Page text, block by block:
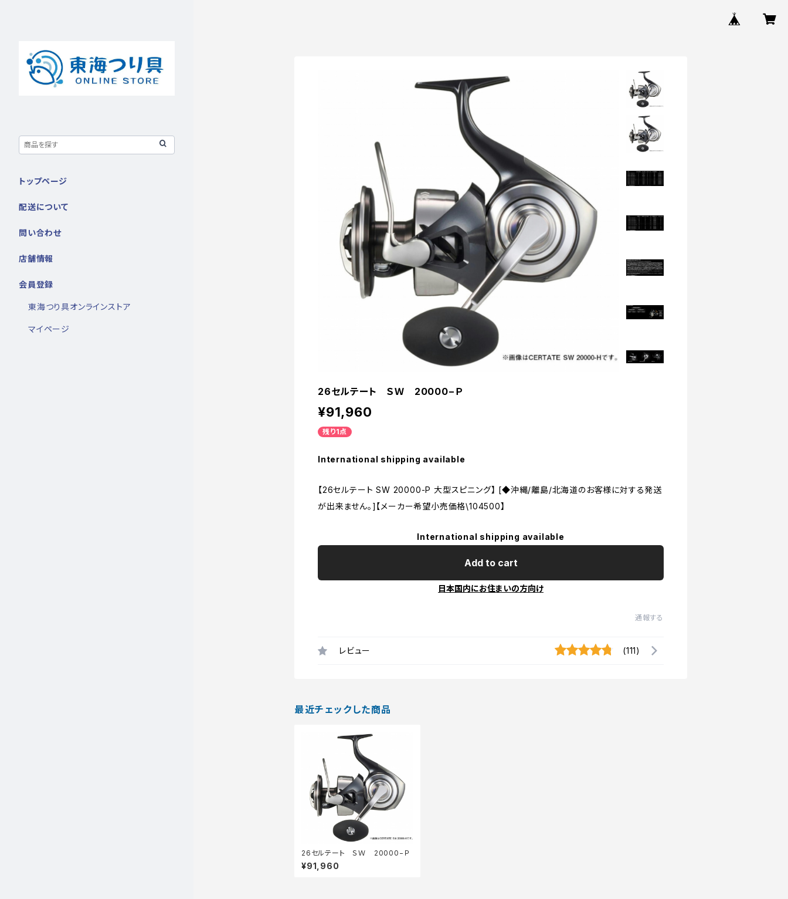
26セルテート ＳＷ 20000−Ｐ
¥91,960
残り1点
International shipping available
【26セルテート SW 20000-P 大型スピニング】 [◆沖縄/離島/北海道のお客様に対する発送
が出来ません。]【メーカー希望小売価格\104500】
International shipping available
Add to cart
日本国内にお住まいの方向け
通報する
レビュー (111)
最近チェックした商品
26セルテート ＳＷ 20000−Ｐ
¥91,960
トップページ
配送について
問い合わせ
店舗情報
会員登録
東海つり具オンラインストア
マイページ